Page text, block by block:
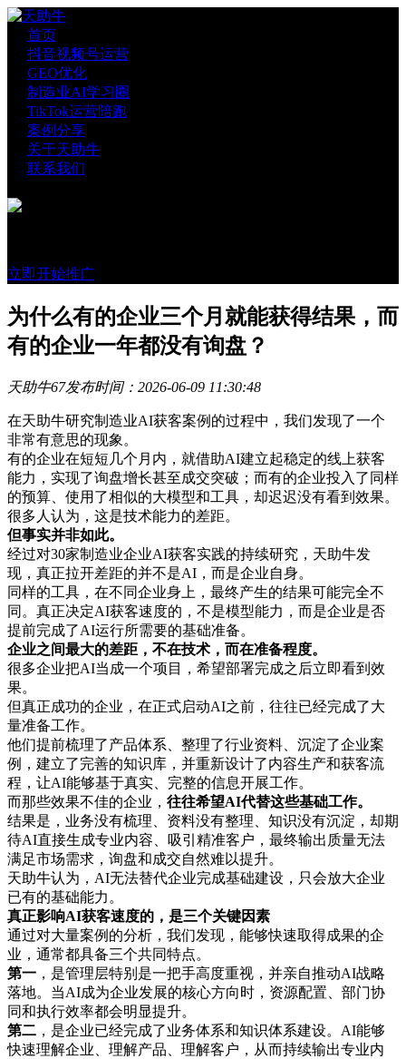
首页
抖音视频号运营
GEO优化
制造业AI学习圈
TikTok运营陪跑
案例分享
关于天助牛
联系我们
立即开始推广
为什么有的企业三个月就能获得结果，而
有的企业一年都没有询盘？
天助牛67发布时间：2026-06-09 11:30:48
在天助牛研究制造业AI获客案例的过程中，我们发现了一个
非常有意思的现象。
有的企业在短短几个月内，就借助AI建立起稳定的线上获客
能力，实现了询盘增长甚至成交突破；而有的企业投入了同样
的预算、使用了相似的大模型和工具，却迟迟没有看到效果。
很多人认为，这是技术能力的差距。
但事实并非如此。
经过对30家制造业企业AI获客实践的持续研究，天助牛发
现，真正拉开差距的并不是AI，而是企业自身。
同样的工具，在不同企业身上，最终产生的结果可能完全不
同。真正决定AI获客速度的，不是模型能力，而是企业是否
提前完成了AI运行所需要的基础准备。
企业之间最大的差距，不在技术，而在准备程度。
很多企业把AI当成一个项目，希望部署完成之后立即看到效
果。
但真正成功的企业，在正式启动AI之前，往往已经完成了大
量准备工作。
他们提前梳理了产品体系、整理了行业资料、沉淀了企业案
例，建立了完善的知识库，并重新设计了内容生产和获客流
程，让AI能够基于真实、完整的信息开展工作。
而那些效果不佳的企业， 往往希望AI代替这些基础工作。
结果是，业务没有梳理、资料没有整理、知识没有沉淀，却期
待AI直接生成专业内容、吸引精准客户，最终输出质量无法
满足市场需求，询盘和成交自然难以提升。
天助牛认为，AI无法替代企业完成基础建设，只会放大企业
已有的基础能力。
真正影响AI获客速度的，是三个关键因素
通过对大量案例的分析，我们发现，能够快速取得成果的企
业，通常都具备三个共同特点。
第一 ，是管理层特别是一把手高度重视，并亲自推动AI战略
落地。当AI成为企业发展的核心方向时，资源配置、部门协
同和执行效率都会明显提升。
第二 ，是企业已经完成了业务体系和知识体系建设。AI能够
快速理解企业、理解产品、理解客户，从而持续输出专业内